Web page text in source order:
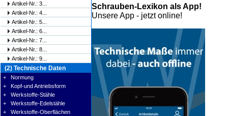
Artikel-Nr.: 3...
Artikel-Nr.: 4...
Artikel-Nr.: 5...
Artikel-Nr.: 6...
Artikel-Nr.: 7...
Artikel-Nr.: 8...
Artikel-Nr.: 9...
(2) Technische Daten
+ Normung
+ Kopf-und Antriebsform
+ Werkstoffe-Stähle
+ Werkstoffe-Edelstähle
+ Werkstoffe-Oberflächen
Schrauben-Lexikon als App!
Unsere App - jetzt online!